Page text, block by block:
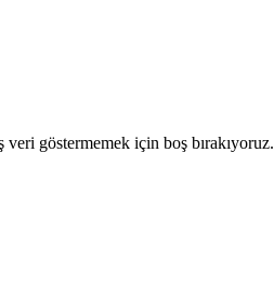
veri göstermemek için boş bırakıyoruz.